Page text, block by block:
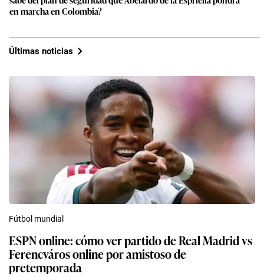
en marcha en Colombia?
Últimas noticias
Fútbol mundial
ESPN online: cómo ver partido de Real Madrid vs
Ferencváros online por amistoso de
pretemporada